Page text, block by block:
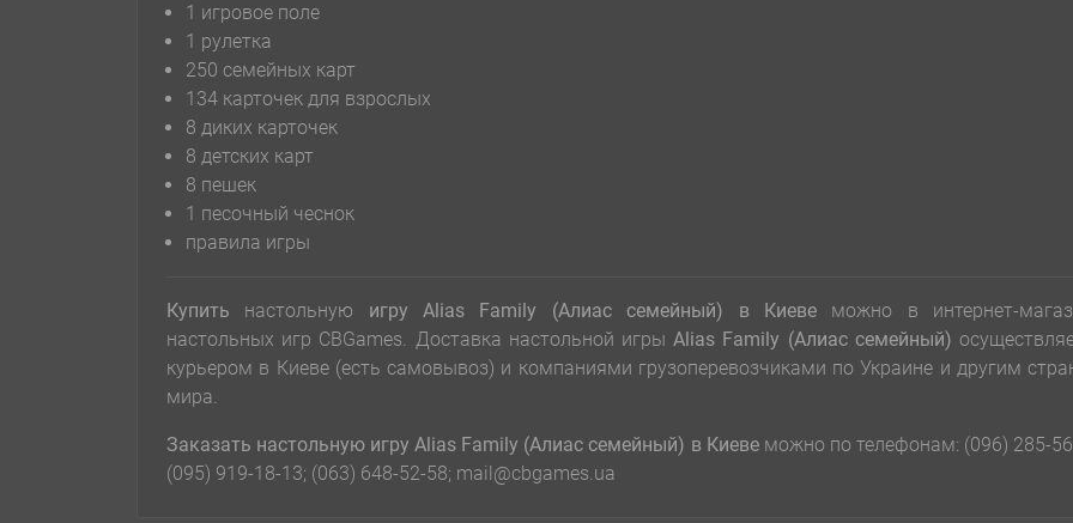
1 игровое поле
1 рулетка
250 семейных карт
134 карточек для взрослых
8 диких карточек
8 детских карт
8 пешек
1 песочный чеснок
правила игры
Купить настольную игру Alias Family (Алиас семейный) в Киевеможно в интернет-
настольных игр CBGames. Доставка настольной игрыAlias Family (Алиас семейный)
курьером в Киеве (есть самовывоз) и компаниями грузоперевозчиками по Украине и другим
мира.
Заказать настольную игру Alias Family (Алиас семейный) в Киеве можно по телефонам: (096) 285-
(095) 919-18-13; (063) 648-52-58; mail@cbgames.ua